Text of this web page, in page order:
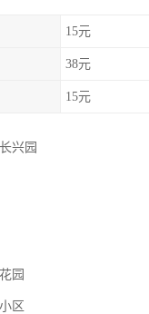
15元
38元
15元
兴园
园
区